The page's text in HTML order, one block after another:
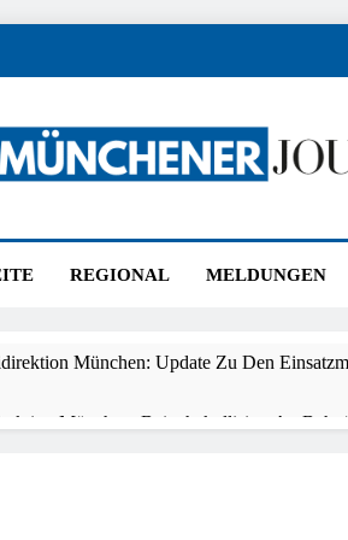
REGIONAL MELDUNGEN
München: Update Zu Den
München: Beinahekollision An
München: Couragierte Zeugen